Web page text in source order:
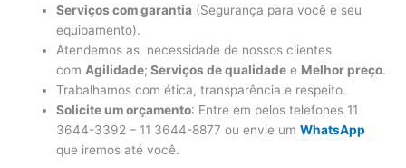
Serviços com garantia (Segurança para você e seu
equipamento).
Atendemos as necessidade de nossos clientes
com Agilidade; Serviços de qualidade e Melhor preço.
Trabalhamos com ética, transparência e respeito.
Solicite um orçamento: Entre em pelos telefones 11
3644-3392 – 11 3644-8877 ou envie umWhatsApp
que iremos até você.